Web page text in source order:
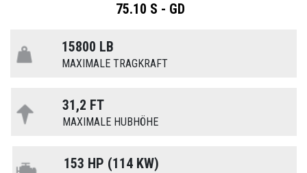
75.10 S - GD
15800 LB
MAXIMALE TRAGKRAFT
31,2 FT
MAXIMALE HUBHÖHE
153 HP (114 KW)